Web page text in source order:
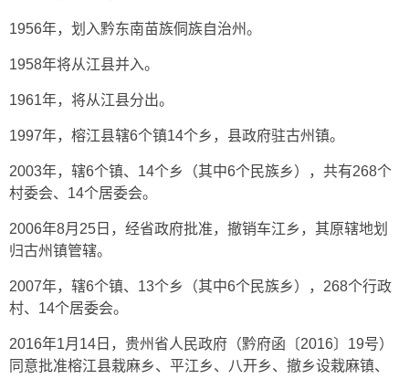
1956年，划入黔东南苗族侗族自治州。
1958年将从江县并入。
1961年，将从江县分出。
1997年，榕江县辖6个镇14个乡，县政府驻古州镇。
2003年，辖6个镇、14个乡（其中6个民族乡），共有268个
村委会、14个居委会。
2006年8月25日，经省政府批准，撤销车江乡，其原辖地划
归古州镇管辖。
2007年，辖6个镇、13个乡（其中6个民族乡），268个行政
村、14个居委会。
2016年1月14日，贵州省人民政府（黔府函〔2016〕19号）
同意批准榕江县栽麻乡、平江乡、八开乡、撤乡设栽麻镇、